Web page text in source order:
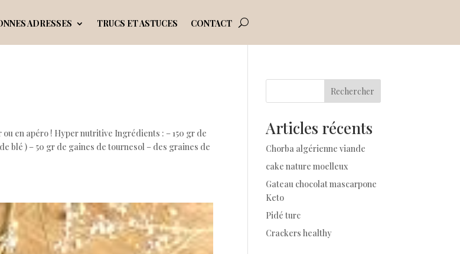
ADRESSES TRUCS ET ASTUCES CONTACT
en apéro ! Hyper nutritive Ingrédients : – 150 gr de
blé ) – 50 gr de gaines de tournesol – des graines de
Rechercher
Articles récents
Chorba algérienne viande
cake nature moelleux
Gateau chocolat mascarpone
Keto
Pidé turc
Crackers healthy